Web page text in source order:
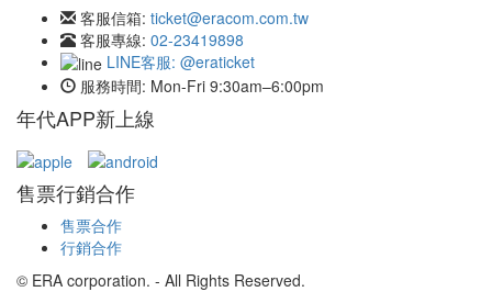
客服信箱: ticket@eracom.com.tw
客服專線: 02-23419898
LINE客服: @eraticket
服務時間: Mon-Fri 9:30am–6:00pm
年代APP新上線
售票行銷合作
售票合作
行銷合作
© ERA corporation. - All Rights Reserved.